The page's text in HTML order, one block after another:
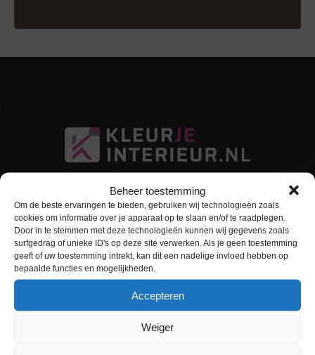
Beheer toestemming
Om de beste ervaringen te bieden, gebruiken wij technologieën zoals
cookies om informatie over je apparaat op te slaan en/of te raadplegen.
Door in te stemmen met deze technologieën kunnen wij gegevens zoals
surfgedrag of unieke ID's op deze site verwerken. Als je geen toestemming
geeft of uw toestemming intrekt, kan dit een nadelige invloed hebben op
bepaalde functies en mogelijkheden.
Accepteren
Weiger
Sitemap
Home
Interieurfolie